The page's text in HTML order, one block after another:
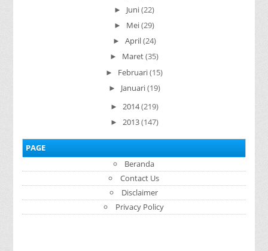
► Juni(22)
► Mei(29)
► April(24)
► Maret(35)
► Februari(15)
► Januari(19)
► 2014(219)
► 2013(147)
PAGE
Beranda
Contact Us
Disclaimer
Privacy Policy